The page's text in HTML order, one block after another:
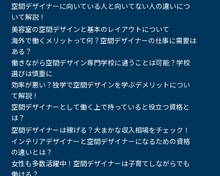
空間デザイナーに向いている人と向いてない人の違いにつ
いて解説！
美容室の空間デザインと基本のレイアウトについて
海外で働くメリットって何？空間デザイナーの仕事に需要は
ある？
働きながら空間デザイン専門学校に通うことは可能？学校
選びは慎重に
効率が悪い？独学で空間デザインを学ぶデメリットについ
て解説！
空間デザイナーとして働く上で持っていると役立つ資格と
は？
空間デザイナーは稼げる？大まかな収入相場をチェック！
インテリアデザイナーと空間デザイナーになるための資格
の違いとは？
女性も多数活躍中！空間デザイナーは子育てしながらでも
働ける？